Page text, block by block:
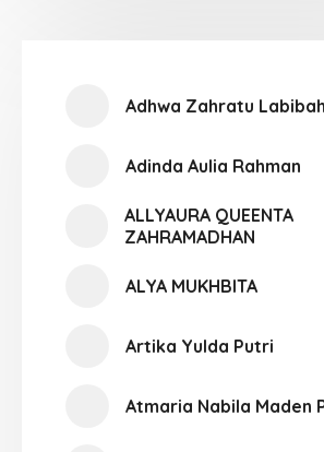
Adhwa Zahratu Labibah
Adinda Aulia Rahman
ALLYAURA QUEENTA
ZAHRAMADHAN
ALYA MUKHBITA
Artika Yulda Putri
Atmaria Nabila Maden